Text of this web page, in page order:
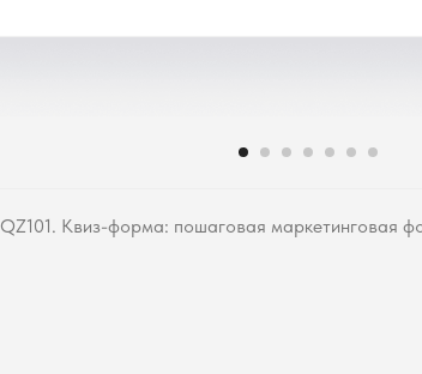
QZ101. Квиз-форма: пошаговая маркетинговая